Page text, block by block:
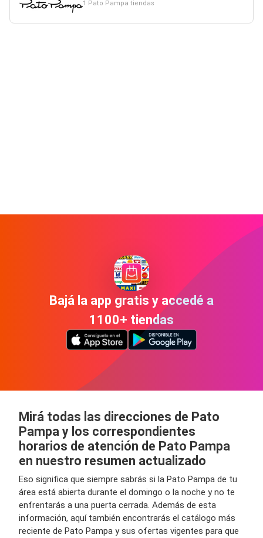
1 Pato Pampa tiendas
Bajá la app gratis y accedé a
1100+ tiendas
Mirá todas las direcciones de Pato
Pampa y los correspondientes
horarios de atención de Pato Pampa
en nuestro resumen actualizado
Eso significa que siempre sabrás si la Pato Pampa de tu
área está abierta durante el domingo o la noche y no te
enfrentarás a una puerta cerrada. Además de esta
información, aquí también encontrarás el catálogo más
reciente de Pato Pampa y sus ofertas vigentes para que